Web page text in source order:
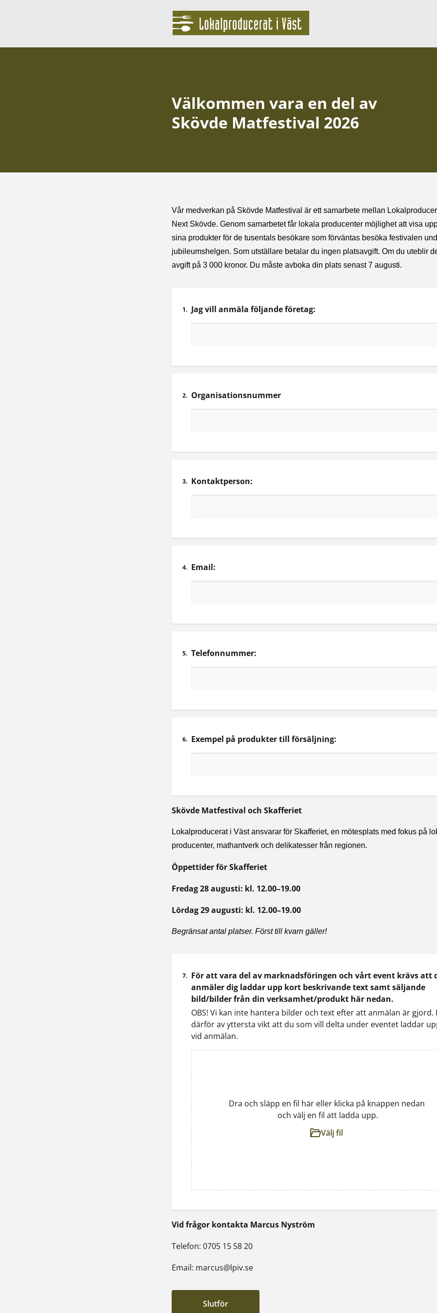
Välkommen vara en del av
Skövde Matfestival 2026
Vår medverkan på Skövde Matfestival är ett samarbete mellan
Next Skövde. Genom samarbetet får lokala producenter möjlighet att visa
sina produkter för de tusentals besökare som förväntas besöka festivalen
jubileumshelgen. Som utställare betalar du ingen platsavgift. Om du uteblir
avgift på 3 000 kronor. Du måste avboka din plats senast 7 augusti.
1.
2. Organisationsnummer
3. Kontaktperson:
4. Email:
5. Telefonnummer:
6. Exempel på produkter till försäljning:
Skövde Matfestival och Skafferiet
Lokalproducerat i Väst ansvarar för Skafferiet, en mötesplats med fokus på
producenter, mathantverk och delikatesser från regionen.
Öppettider för Skafferiet
Fredag 28 augusti: kl. 12.00–19.00
Lördag 29 augusti: kl. 12.00–19.00
Begränsat antal platser. Först till kvarn gäller!
7. För att vara del av marknadsföringen och vårt event krävs att
anmäler dig laddar upp kort beskrivande text samt säljande
bild/bilder från din verksamhet/produkt här nedan.
OBS! Vi kan inte hantera bilder och text efter att anmälan är gjord.
därför av yttersta vikt att du som vill delta under eventet laddar
vid anmälan.
Dra och släpp en fil här eller klicka på knappen nedan
och välj en fil att ladda upp.
Välj fil
Vid frågor kontakta Marcus Nyström
Telefon: 0705 15 58 20
Email: marcus@lpiv.se